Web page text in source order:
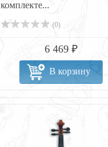
комплекте...
(0)
6 469 ₽
В корзину